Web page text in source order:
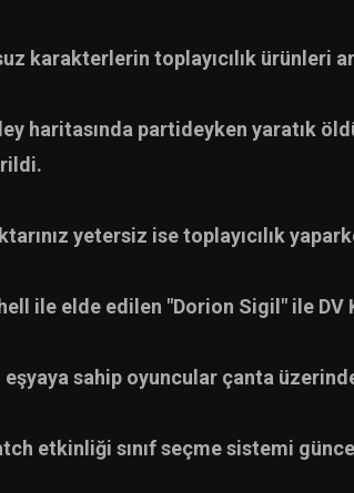
karakterlerin toplayıcılık ürünleri
haritasında partideyken yaratık
yetersiz ise toplayıcılık
ile elde edilen "Dorion Sigil" ile
eşyaya sahip oyuncular çanta
etkinliği sınıf seçme sistemi